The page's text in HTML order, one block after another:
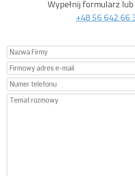
Wypełnij formularz
+48 56 642 66